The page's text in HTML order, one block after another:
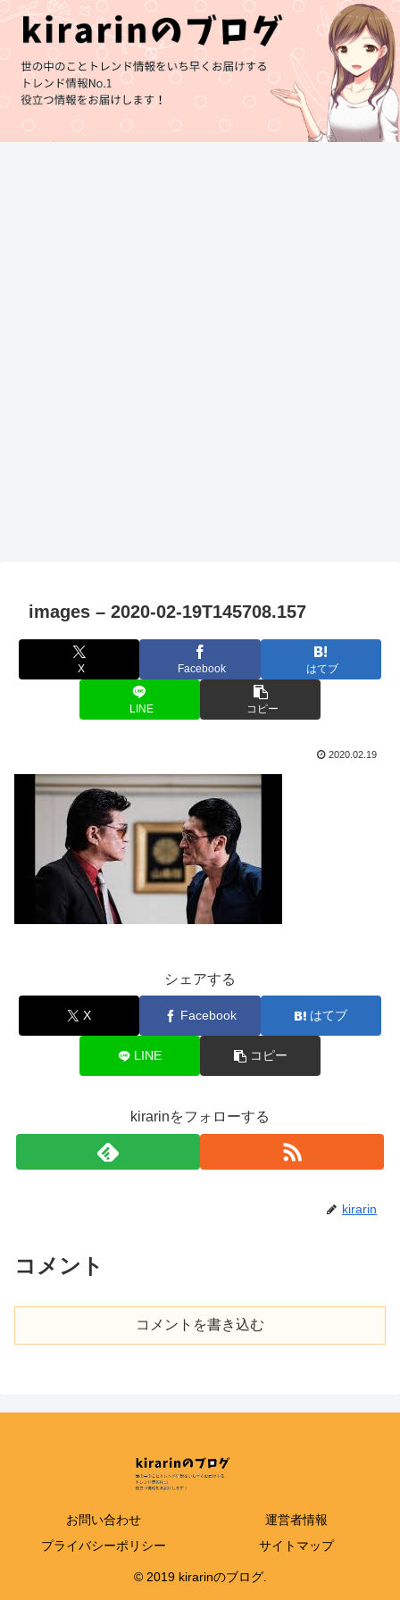
images – 2020-02-19T145708.157
X Facebook はてブ
LINE コピー
2020.02.19
シェアする
X Facebook はてブ
LINE コピー
kirarinをフォローする
kirarin
コメント
コメントを書き込む
お問い合わせ
運営者情報
プライバシーポリシー
サイトマップ
© 2019 kirarinのブログ.